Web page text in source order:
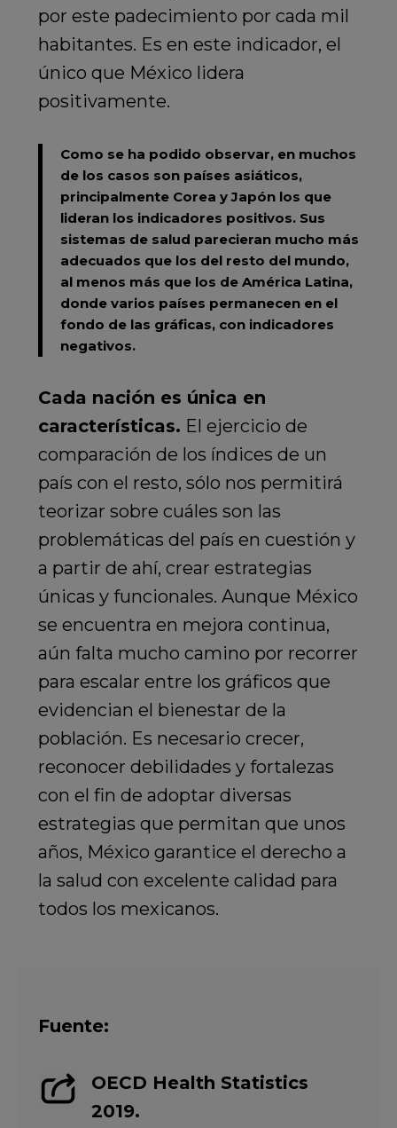
por este padecimiento por cada mil
habitantes. Es en este indicador, el
único que México lidera
positivamente.
Como se ha podido observar, en muchos
de los casos son países asiáticos,
principalmente Corea y Japón los que
lideran los indicadores positivos.Sus
sistemas de salud parecieran mucho más
adecuados que los del resto del mundo,
al menos más que los de América Latina,
donde varios países permanecen en el
fondo de las gráficas, con indicadores
negativos.
Cada nación es única en
características. El ejercicio de
comparación de los índices de un
país con el resto, sólo nos permitirá
teorizar sobre cuáles son las
problemáticas del país en cuestión y
a partir de ahí, crear estrategias
únicas y funcionales. Aunque México
se encuentra en mejora continua,
aún falta mucho camino por recorrer
para escalar entre los gráficos que
evidencian el bienestar de la
población. Es necesario crecer,
reconocer debilidades y fortalezas
con el fin de adoptar diversas
estrategias que permitan que unos
años, México garantice el derecho a
la salud con excelente calidad para
todos los mexicanos.
Fuente:
OECD Health Statistics
2019.